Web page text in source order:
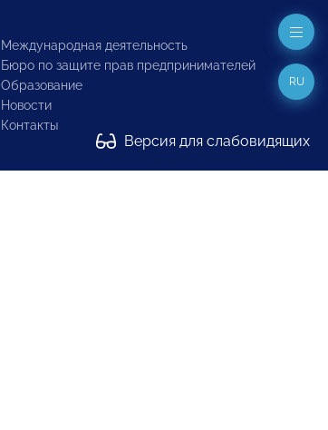
Международная деятельность
Бюро по защите прав предпринимателей
Образование
Новости
Контакты
Версия для слабовидящих
RU